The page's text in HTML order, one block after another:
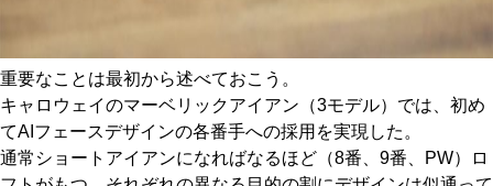
重要なことは最初から述べておこう。
キャロウェイのマーベリックアイアン（3モデル）では、初め
てAIフェースデザインの各番手への採用を実現した。
通常ショートアイアンになればなるほど（8番、9番、PW）ロ